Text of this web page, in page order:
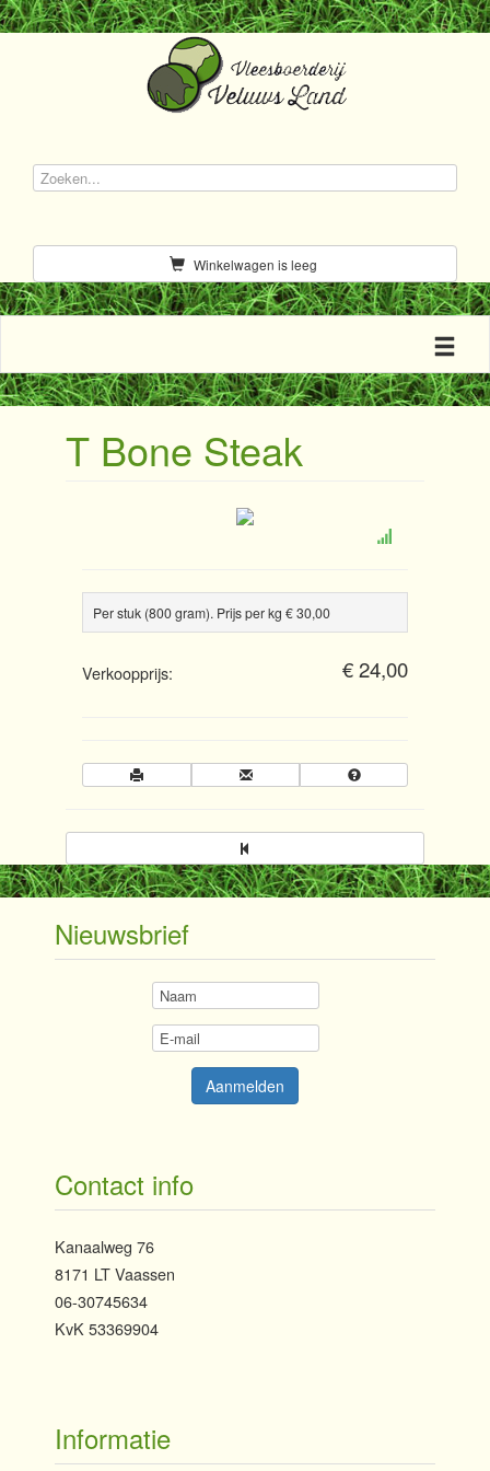
Winkelwagen is leeg
Toggle
T Bone Steak
Per stuk (800 gram). Prijs per kg € 30,00
Verkoopprijs: € 24,00
Nieuwsbrief
Contact info
Kanaalweg 76
8171 LT Vaassen
06-30745634
KvK 53369904
Informatie